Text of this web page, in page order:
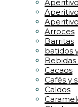
vinagres
Zumos
Arroces
Barritas
batidos
Bebidas
Cacaos
Cafés y
Caldos